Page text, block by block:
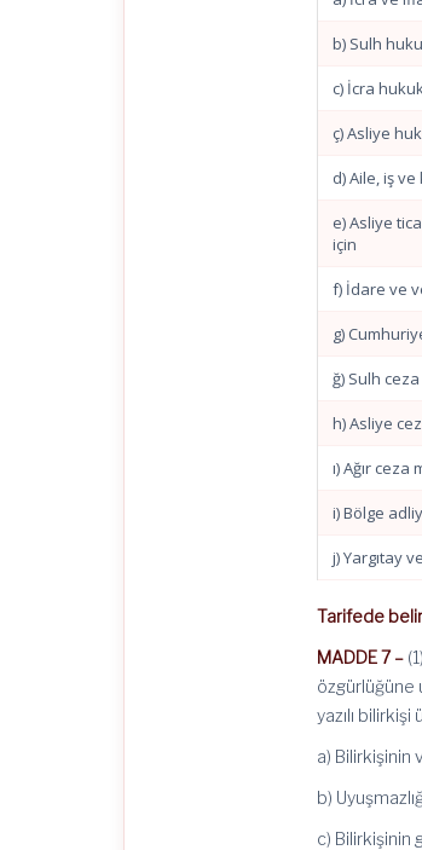
b) Sulh
c) İcra
ç) Asliye
d) Aile, iş
e) Asliye
için
f) İdare ve
g)
ğ) Sulh
h) Asliye
ı) Ağır
i) Bölge
j) Yargıtay
Tarifede
MADDE 7 –
özgürlüğüne
yazılı
a) Bilirkişinin
b)
c) Bilirkişinin